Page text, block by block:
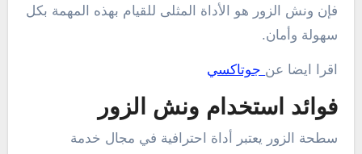
فإن ونش الزور هو الأداة المثلى للقيام بهذه المهمة بكل
سهولة وأمان.
اقرا ايضا عن جوتاكسي
فوائد استخدام ونش الزور
سطحة الزور يعتبر أداة احترافية في مجال خدمة